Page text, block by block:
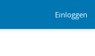
Einloggen